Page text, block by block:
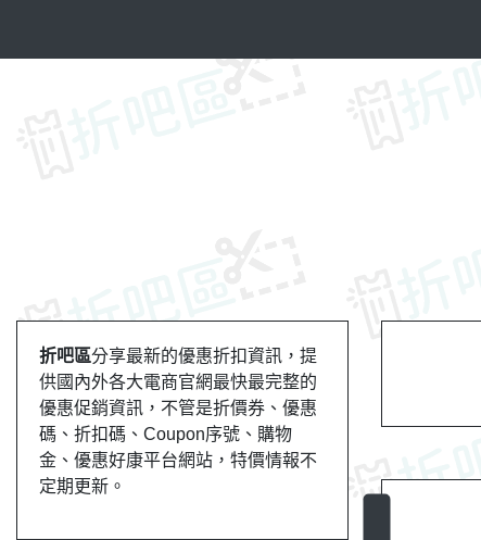
i
折吧區分享最新的優惠折扣資訊，提
供國內外各大電商官網最快最完整的
優惠促銷資訊，不管是折價券、優惠
碼、折扣碼、Coupon序號、購物
金、優惠好康平台網站，特價情報不
定期更新。